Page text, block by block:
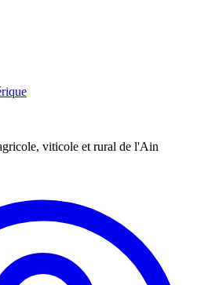
viticole et rural de l'Ain